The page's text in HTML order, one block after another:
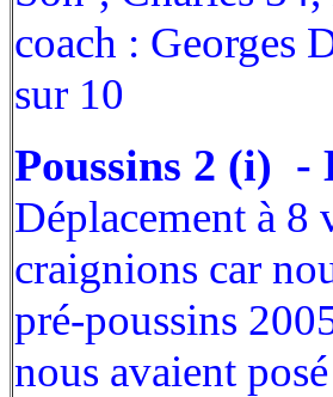
coach : Georges
sur 10
Poussins 2 (i) -
Déplacement à 8
craignions car
pré-poussins
nous avaient